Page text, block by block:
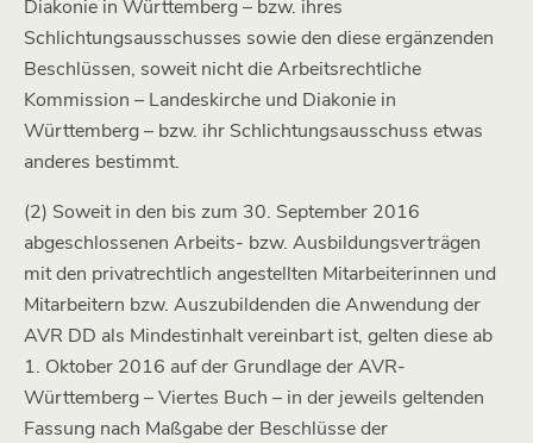
Diakonie in Württemberg – bzw. ihres
Schlichtungsausschusses sowie den diese ergänzenden
Beschlüssen, soweit nicht die Arbeitsrechtliche
Kommission – Landeskirche und Diakonie in
Württemberg – bzw. ihr Schlichtungsausschuss etwas
anderes bestimmt.
(2) Soweit in den bis zum 30. September 2016
abgeschlossenen Arbeits- bzw. Ausbildungsverträgen
mit den privatrechtlich angestellten Mitarbeiterinnen und
Mitarbeitern bzw. Auszubildenden die Anwendung der
AVR DD als Mindestinhalt vereinbart ist, gelten diese ab
1. Oktober 2016 auf der Grundlage der AVR-
Württemberg – Viertes Buch – in der jeweils geltenden
Fassung nach Maßgabe der Beschlüsse der